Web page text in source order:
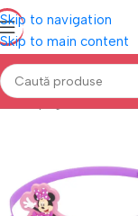
Skip to navigation
Skip to main content
Prima pagină PISCINE